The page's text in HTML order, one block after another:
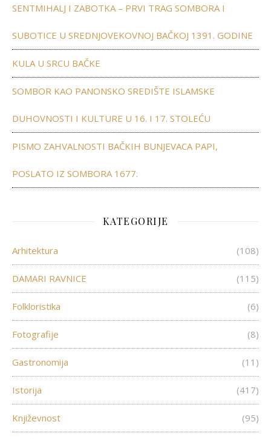
SENTMIHALJ I ZABOTKA – PRVI TRAG SOMBORA I
SUBOTICE U SREDNJOVEKOVNOJ BAČKOJ 1391. GODINE
KULA U SRCU BAČKE
SOMBOR KAO PANONSKO SREDIŠTE ISLAMSKE
DUHOVNOSTI I KULTURE U 16. I 17. STOLEĆU
PISMO ZAHVALNOSTI BAČKIH BUNJEVACA PAPI,
POSLATO IZ SOMBORA 1677.
KATEGORIJE
Arhitektura (108)
DAMARI RAVNICE (115)
Folkloristika (6)
Fotografije (8)
Gastronomija (11)
Istorija (417)
Književnost (95)